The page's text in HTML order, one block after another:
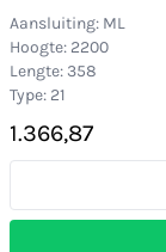
Aansluiting: ML
Hoogte: 2200
Lengte: 358
Type: 21
1.366,87